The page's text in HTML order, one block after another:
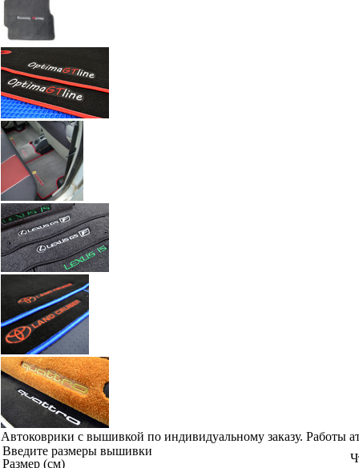
Автоковрики с вышивкой по индивидуальному заказу. Работы
Введите размеры вышивки
Размер (см)